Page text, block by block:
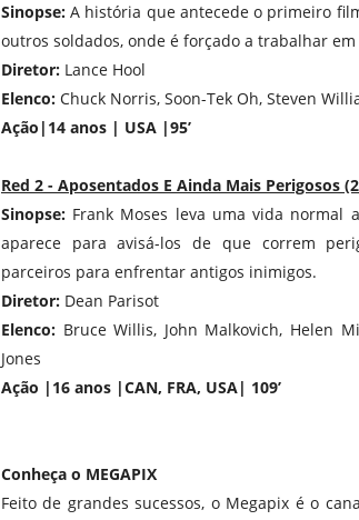
Sinopse: A história que antecede o primeiro
outros soldados, onde é forçado a trabalhar
Diretor: Lance Hool
Elenco: Chuck Norris, Soon-Tek Oh, Steven
Ação|14 anos | USA |95’
Red 2 - Aposentados E Ainda Mais Perigosos
Sinopse: Frank Moses leva uma vida normal
aparece para avisá-los de que correm
parceiros para enfrentar antigos inimigos.
Diretor: Dean Parisot
Elenco: Bruce Willis, John Malkovich, Helen
Jones
Ação |16 anos |CAN, FRA, USA| 109’
Conheça o MEGAPIX
Feito de grandes sucessos, o Megapix é o